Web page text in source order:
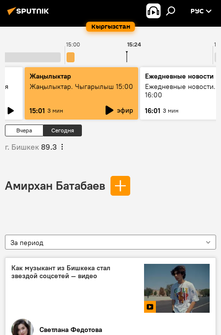
Кыргызстан
РУС
15:00 15:24
Жаңылыктар
Жаңылыктар. Чыгарылыш 15:00
15:01 3 мин эфир
Ежедневные новости
Ежедневные новости.
16:00
16:01 3 мин
Вчера Сегодня
г. Бишкек 89.3
Амирхан Батабаев
За период
Как музыкант из Бишкека стал
звездой соцсетей — видео
Светлана Федотова